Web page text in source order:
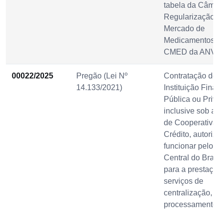
tabela da
Regularização
Mercado de
Medicamentos
CMED da
00022/2025
Pregão (Lei Nº
14.133/2021)
Contratação de
Instituição
Pública ou
inclusive sob a
de Cooperativa
Crédito,
funcionar pelo
Central do
para a
serviços de
centralização,
processamento